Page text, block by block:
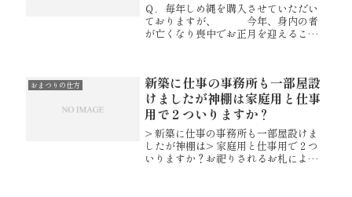
Ｑ．毎年しめ縄を購入させていただい
ておりますが、 今年、身内の者
が亡くなり喪中でお正月を迎えること
のですか。 Ａ．一般的に喪中の
方...
おまつりの仕方
新築に仕事の事務所も一部屋設
けましたが神棚は家庭用と仕事
用で２ついりますか？
> 新築に仕事の事務所も一部屋設けま
したが神棚は> 家庭用と仕事用で２つ
いりますか？お祀りされるお札によっ